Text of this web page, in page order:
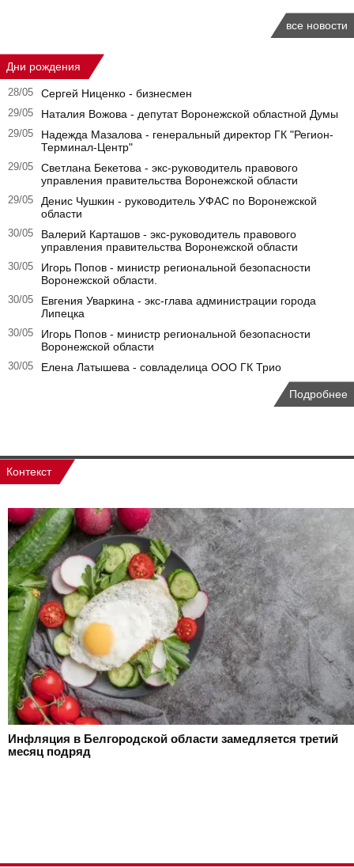
все новости
Дни рождения
28/05 Сергей Ниценко - бизнесмен
29/05 Наталия Вожова - депутат Воронежской областной Думы
29/05
Надежда Мазалова - генеральный директор ГК "Регион-
Терминал-Центр"
29/05
Светлана Бекетова - экс-руководитель правового
управления правительства Воронежской области
29/05
Денис Чушкин - руководитель УФАС по Воронежской
области
30/05
Валерий Карташов - экс-руководитель правового
управления правительства Воронежской области
30/05
Игорь Попов - министр региональной безопасности
Воронежской области.
30/05
Евгения Уваркина - экс-глава администрации города
Липецка
30/05
Игорь Попов - министр региональной безопасности
Воронежской области
30/05 Елена Латышева - совладелица ООО ГК Трио
Подробнее
Контекст
Инфляция в Белгородской области замедляется третий
месяц подряд